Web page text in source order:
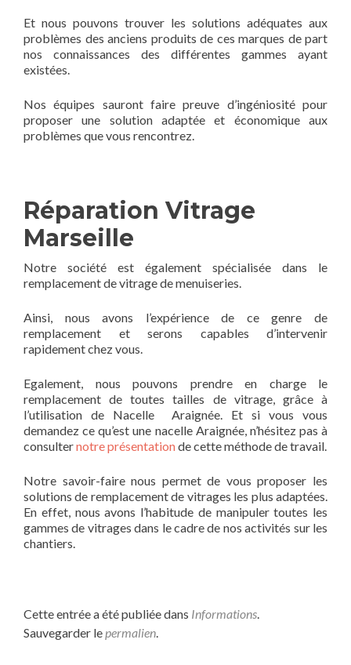
Et nous pouvons trouver les solutions adéquates aux
problèmes des anciens produits de ces marques de part
nos connaissances des différentes gammes ayant
existées.
Nos équipes sauront faire preuve d’ingéniosité pour
proposer une solution adaptée et économique aux
problèmes que vous rencontrez.
Réparation Vitrage
Marseille
Notre société est également spécialisée dans le
remplacement de vitrage de menuiseries.
Ainsi, nous avons l’expérience de ce genre de
remplacement et serons capables d’intervenir
rapidement chez vous.
Egalement, nous pouvons prendre en charge le
remplacement de toutes tailles de vitrage, grâce à
l’utilisation de Nacelle Araignée. Et si vous vous
demandez ce qu’est une nacelle Araignée, n’hésitez pas à
consulternotre présentationde cette méthode de travail.
Notre savoir-faire nous permet de vous proposer les
solutions de remplacement de vitrages les plus adaptées.
En effet, nous avons l’habitude de manipuler toutes les
gammes de vitrages dans le cadre de nos activités sur les
chantiers.
Cette entrée a été publiée dans Informations.
Sauvegarder lepermalien.